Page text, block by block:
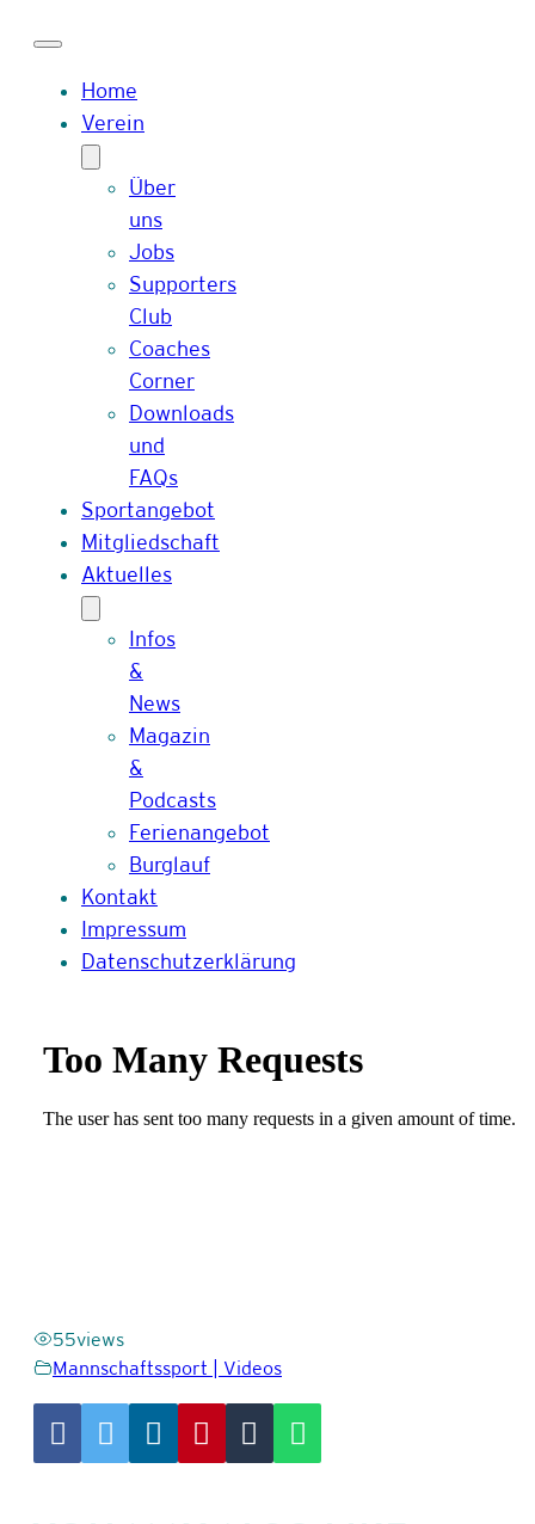
Home
Verein
Über
uns
Jobs
Supporters
Club
Coaches
Corner
Downloads
und
FAQs
Sportangebot
Mitgliedschaft
Aktuelles
Infos
&
News
Magazin
&
Podcasts
Ferienangebot
Burglauf
Kontakt
Impressum
Datenschutzerklärung
55views
Mannschaftssport | Videos